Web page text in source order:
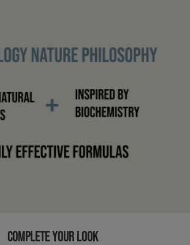
COMPLETE YOUR LOOK